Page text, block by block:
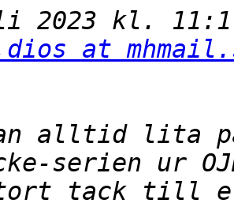
2023 kl.
at
alltid lita
serien ur
tack till er